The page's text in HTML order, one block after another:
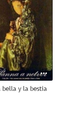
bella y la bestia